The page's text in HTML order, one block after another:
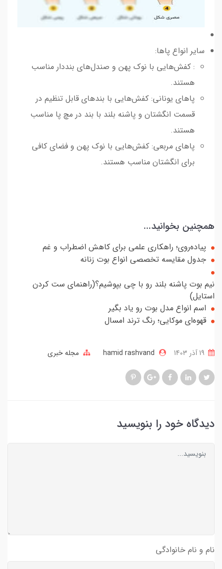
سایر انواع پاها:
: کفش‌هایی با نوک پهن و صندل‌های بنددار مناسب
هستند.
پاهای یونانی: کفش‌هایی با بندهای قابل تنظیم در
قسمت انگشتان و پاشنه بلند با بند در مچ پا مناسب
هستند.
پاهای مربعی: کفش‌هایی با نوک پهن و فضای کافی
برای انگشتان مناسب هستند.
همچنین بخوانید...
پیاده‌روی؛ راهکاری علمی برای کاهش اضطراب و غم
جدول مقایسه تخصصی انواع بوت زنانه
نیم بوت پاشنه بلند رو با چی بپوشیم؟(راهنمای ست کردن
استایل)
اسم انواع مدل بوت رو یاد بگیر
قهوه‌ای موکایی؛ رنگ ترند امسال
hamid rashvand مجله خبری
دیدگاه خود را بنویسید
نام و نام خانوادگی